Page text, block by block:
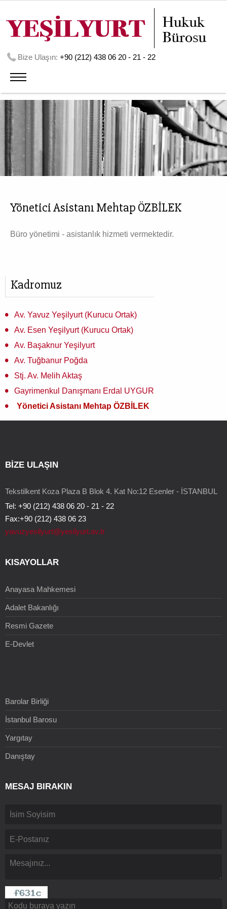
Bize Ulaşın:+90 (212) 438 06 20 - 21 - 22
Yönetici Asistanı Mehtap ÖZBİLEK
Büro yönetimi - asistanlık hizmeti vermektedir.
Kadromuz
Av. Yavuz Yeşilyurt (Kurucu Ortak)
Av. Esen Yeşilyurt (Kurucu Ortak)
Av. Başaknur Yeşilyurt
Av. Tuğbanur Poğda
Stj. Av. Melih Aktaş
Gayrimenkul Danışmanı Erdal UYGUR
Yönetici Asistanı Mehtap ÖZBİLEK
BİZE ULAŞIN
Tekstilkent Koza Plaza B Blok 4. Kat No:12 Esenler - İSTANBUL
Tel: +90 (212) 438 06 20 - 21 - 22
Fax:+90 (212) 438 06 23
yavuzyesilyurt@yesilyurt.av.tr
KISAYOLLAR
Anayasa Mahkemesi
Adalet Bakanlığı
Resmi Gazete
E-Devlet
Barolar Birliği
İstanbul Barosu
Yargıtay
Danıştay
MESAJ BIRAKIN